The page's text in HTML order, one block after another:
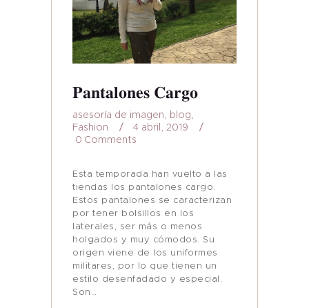
Pantalones Cargo
asesoría de imagen, blog,
Fashion
4 abril, 2019
0 Comments
Esta temporada han vuelto a las
tiendas los pantalones cargo.
Estos pantalones se caracterizan
por tener bolsillos en los
laterales, ser más o menos
holgados y muy cómodos. Su
origen viene de los uniformes
militares, por lo que tienen un
estilo desenfadado y especial.
Son…